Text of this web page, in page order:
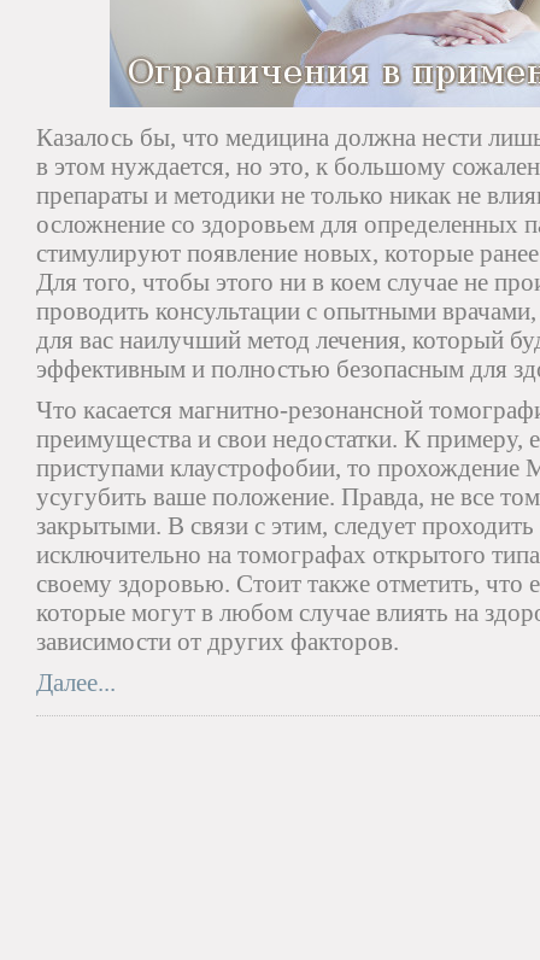
Казалось бы, что медицина должна нести
в этом нуждается, но это, к большому
препараты и методики не только никак не
осложнение со здоровьем для определенных
стимулируют появление новых, которые
Для того, чтобы этого ни в коем случае не
проводить консультации с опытными
для вас наилучший метод лечения, который
эффективным и полностью безопасным для
Что касается магнитно-резонансной
преимущества и свои недостатки. К примеру,
приступами клаустрофобии, то
усугубить ваше положение. Правда, не все
закрытыми. В связи с этим, следует
исключительно на томографах открытого
своему здоровью. Стоит также отметить, что
которые могут в любом случае влиять на
зависимости от других факторов.
Далее...